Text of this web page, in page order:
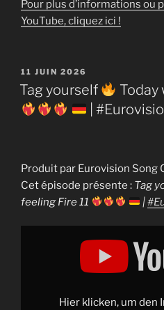
Pour plus d’informations ou
YouTube, cliquez ici !
PUBLIÉ
LE
11 JUIN 2026
Tag yourself
Today
|
Produit par Eurovision Song
Cet épisode présente : Tag
feeling Fire 11
|
Display
Hier klicken, um den